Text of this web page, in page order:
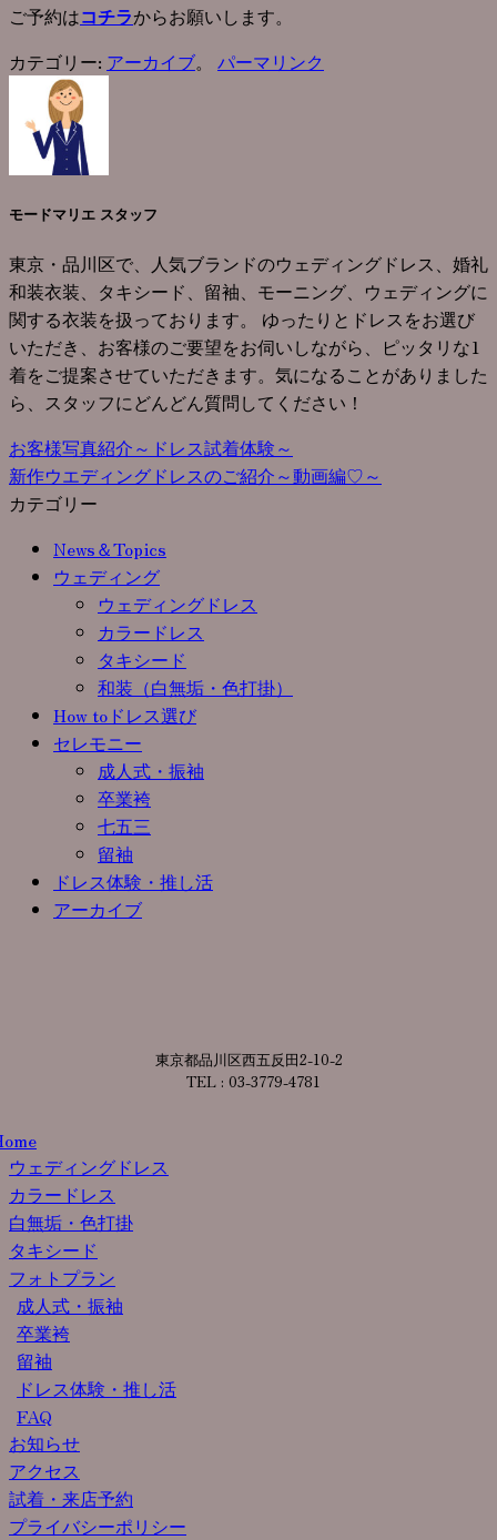
ご予約はコチラからお願いします。
カテゴリー: アーカイブ。 パーマリンク
モードマリエ スタッフ
東京・品川区で、人気ブランドのウェディングドレス、婚礼
和装衣装、タキシード、留袖、モーニング、ウェディングに
関する衣装を扱っております。 ゆったりとドレスをお選び
いただき、お客様のご要望をお伺いしながら、ピッタリな1
着をご提案させていただきます。気になることがありました
ら、スタッフにどんどん質問してください！
お客様写真紹介～ドレス試着体験～
新作ウエディングドレスのご紹介～動画編♡～
カテゴリー
News＆Topics
ウェディング
ウェディングドレス
カラードレス
タキシード
和装（白無垢・色打掛）
How toドレス選び
セレモニー
成人式・振袖
卒業袴
七五三
留袖
ドレス体験・推し活
アーカイブ
東京都品川区西五反田2-10-2
TEL : 03-3779-4781
ウェディングドレス
カラードレス
白無垢・色打掛
タキシード
フォトプラン
成人式・振袖
卒業袴
留袖
ドレス体験・推し活
FAQ
お知らせ
アクセス
試着・来店予約
プライバシーポリシー